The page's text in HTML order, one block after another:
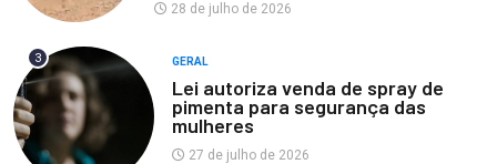
28 de julho de 2026
3 GERAL
Lei autoriza venda de spray de
pimenta para segurança das
mulheres
27 de julho de 2026